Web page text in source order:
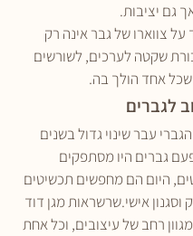
גם יציבות.
צווארו של גבר אינה רק
שקטה לערכים, לשורשים
אחד הולך בה.
לגברים
עבר שינוי גדול בשנים
גברים היו מסתפקים
היום הם מחפשים תכשיטים
וסגנון אישי.שרשראות מגן דוד
רחב של עיצובים, וכל אחת